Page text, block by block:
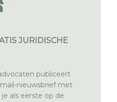
JURIDISCHE
publiceert
nieuwsbrief met
als eerste op de